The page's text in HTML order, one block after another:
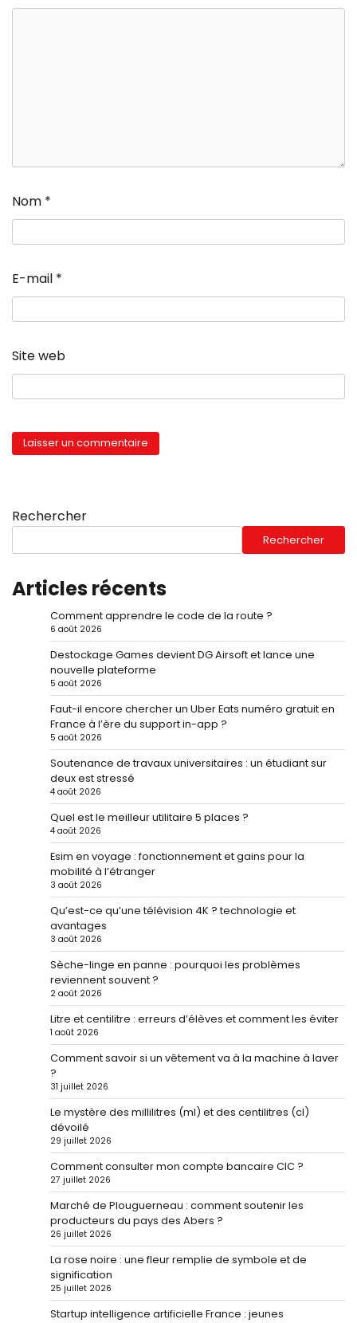
Nom *
E-mail *
Site web
Rechercher
Rechercher
Articles récents
Comment apprendre le code de la route ?
6 août 2026
Destockage Games devient DG Airsoft et lance une
nouvelle plateforme
5 août 2026
Faut-il encore chercher un Uber Eats numéro gratuit en
France à l’ère du support in-app ?
5 août 2026
Soutenance de travaux universitaires : un étudiant sur
deux est stressé
4 août 2026
Quel est le meilleur utilitaire 5 places ?
4 août 2026
Esim en voyage : fonctionnement et gains pour la
mobilité à l’étranger
3 août 2026
Qu’est-ce qu’une télévision 4K ? technologie et
avantages
3 août 2026
Sèche-linge en panne : pourquoi les problèmes
reviennent souvent ?
2 août 2026
Litre et centilitre : erreurs d’élèves et comment les éviter
1 août 2026
Comment savoir si un vêtement va à la machine à laver
?
31 juillet 2026
Le mystère des millilitres (ml) et des centilitres (cl)
dévoilé
29 juillet 2026
Comment consulter mon compte bancaire CIC ?
27 juillet 2026
Marché de Plouguerneau : comment soutenir les
producteurs du pays des Abers ?
26 juillet 2026
La rose noire : une fleur remplie de symbole et de
signification
25 juillet 2026
Startup intelligence artificielle France : jeunes